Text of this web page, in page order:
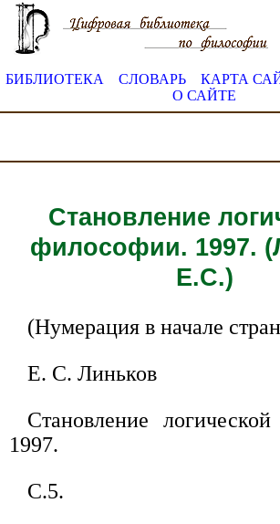
БИБЛИОТЕКА СЛОВАРЬ КАРТА
О САЙТЕ
Становление
философии. 1997.
Е.С.)
(Нумерация в начале
Е. С. Линьков
Становление
1997.
С.5.